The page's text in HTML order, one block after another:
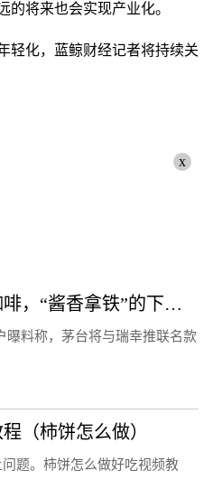
的将来也会实现产业化。
轻化，蓝鲸财经记者将持续关
x
茅台与瑞幸推联名款咖啡，“酱香拿铁”的下一步是茅台辣椒酱？
曝料称，茅台将与瑞幸推联名款
（柿饼怎么做）
题。柿饼怎么做好吃视频教